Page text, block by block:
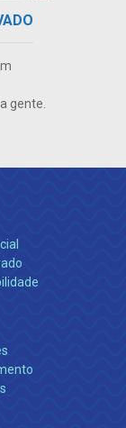
gente.